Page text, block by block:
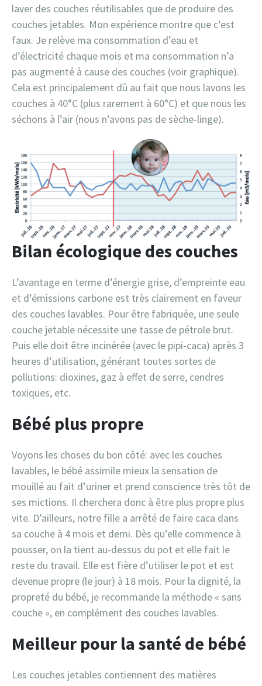
laver des couches réutilisables que de produire des
couches jetables. Mon expérience montre que c’est
faux. Je relève ma consommation d’eau et
d’électricité chaque mois et ma consommation n’a
pas augmenté à cause des couches (voir graphique).
Cela est principalement dû au fait que nous lavons les
couches à 40°C (plus rarement à 60°C) et que nous les
séchons à l’air (nous n’avons pas de sèche-linge).
Bilan écologique des couches
L’avantage en terme d’énergie grise, d’empreinte eau
et d’émissions carbone est très clairement en faveur
des couches lavables. Pour être fabriquée, une seule
couche jetable nécessite une tasse de pétrole brut.
Puis elle doit être incinérée (avec le pipi-caca) après 3
heures d’utilisation, générant toutes sortes de
pollutions: dioxines, gaz à effet de serre, cendres
toxiques, etc.
Bébé plus propre
Voyons les choses du bon côté: avec les couches
lavables, le bébé assimile mieux la sensation de
mouillé au fait d’uriner et prend conscience très tôt de
ses mictions. Il cherchera donc à être plus propre plus
vite. D’ailleurs, notre fille a arrêté de faire caca dans
sa couche à 4 mois et demi. Dès qu’elle commence à
pousser, on la tient au-dessus du pot et elle fait le
reste du travail. Elle est fière d’utiliser le pot et est
devenue propre (le jour) à 18 mois. Pour la dignité, la
propreté du bébé, je recommande la méthode « sans
couche », en complément des couches lavables.
Meilleur pour la santé de bébé
Les couches jetables contiennent des matières